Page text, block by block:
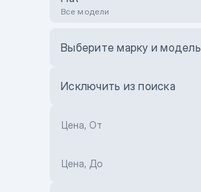
Все модели
Выберите марку и модель
Исключить из поиска
Цена, От
Цена, До